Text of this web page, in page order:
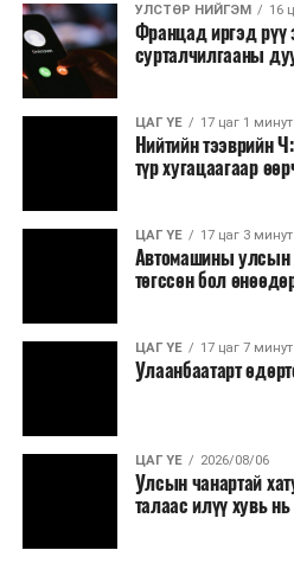
УЛСТӨР НИЙГЭМ 16
Францад иргэд рүү
сурталчилгааны
ЦАГ ҮЕ 17 цаг 1 минут
Нийтийн тээврийн
түр хугацаагаар
ЦАГ ҮЕ 17 цаг 3 минут
Автомашины улсын
төгссөн бол
ЦАГ ҮЕ 17 цаг 7 минут
Улаанбаатарт
ЦАГ ҮЕ 2026/08/06
Улсын чанартай
талаас илүү хувь